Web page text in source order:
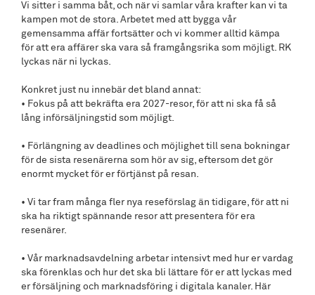
Vi sitter i samma båt, och när vi samlar våra krafter kan vi ta
kampen mot de stora. Arbetet med att bygga vår
gemensamma affär fortsätter och vi kommer alltid kämpa
för att era affärer ska vara så framgångsrika som möjligt. RK
lyckas när ni lyckas.
Konkret just nu innebär det bland annat:
• Fokus på att bekräfta era 2027-resor, för att ni ska få så
lång införsäljningstid som möjligt.
• Förlängning av deadlines och möjlighet till sena bokningar
för de sista resenärerna som hör av sig, eftersom det gör
enormt mycket för er förtjänst på resan.
• Vi tar fram många fler nya reseförslag än tidigare, för att ni
ska ha riktigt spännande resor att presentera för era
resenärer.
• Vår marknadsavdelning arbetar intensivt med hur er vardag
ska förenklas och hur det ska bli lättare för er att lyckas med
er försäljning och marknadsföring i digitala kanaler. Här